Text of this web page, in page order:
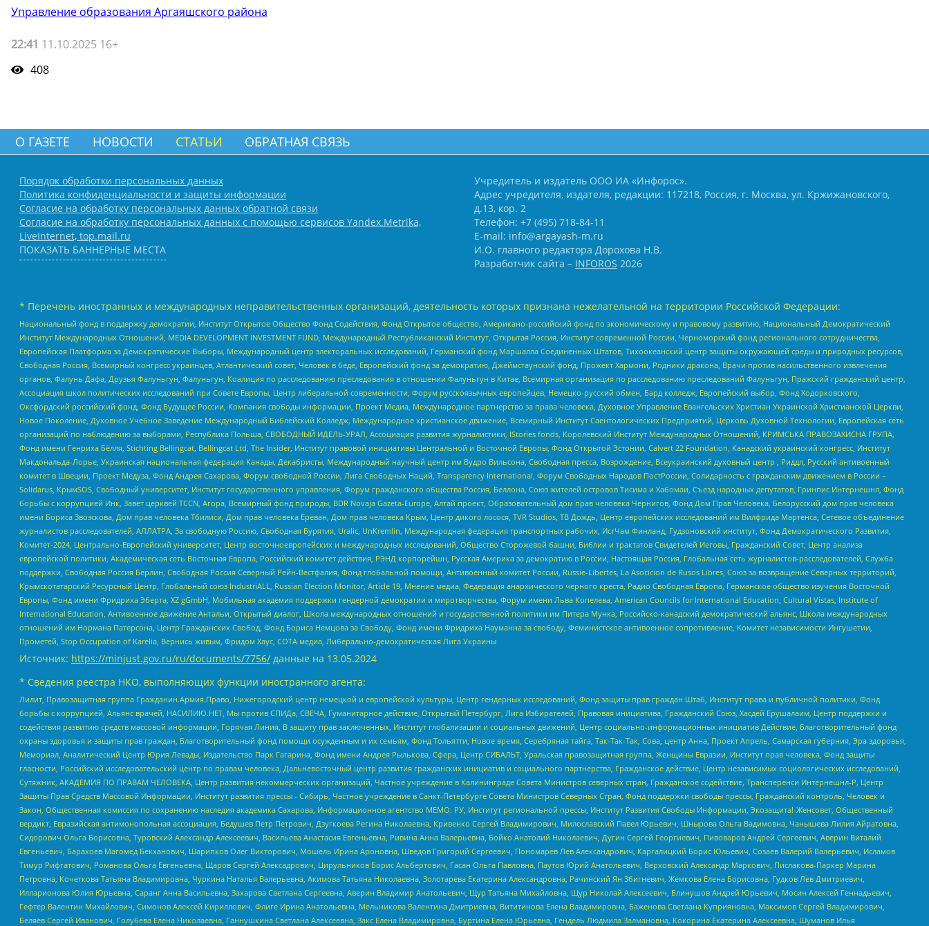
Управление образования Аргаяшского района
22:41 11.10.2025 16+
408
О ГАЗЕТЕ НОВОСТИ СТАТЬИ ОБРАТНАЯ СВЯЗЬ
Порядок обработки персональных данных
Политика конфиденциальности и защиты информации
Согласие на обработку персональных данных обратной связи
Согласие на обработку персональных данных с помощью сервисов Yandex.Metrika,
LiveInternet, top.mail.ru
ПОКАЗАТЬ БАННЕРНЫЕ МЕСТА
Учредитель и издатель ООО ИА «Инфорос».
Адрес учредителя, издателя, редакции: 117218, Россия, г. Москва, ул. Кржижановского,
д.13, кор. 2
Телефон: +7 (495) 718-84-11
E-mail: info@argayash-m.ru
И.О. главного редактора Дорохова Н.В.
Разработчик сайта – INFOROS 2026
* Перечень иностранных и международных неправительственных организаций, деятельность которых признана нежелательной на территории Российской Федерации:
Национальный фонд в поддержку демократии, Институт Открытое Общество Фонд Содействия, Фонд Открытое общество, Американо-российский фонд по экономическому и правовому развитию, Национальный Демократический
Институт Международных Отношений, MEDIA DEVELOPMENT INVESTMENT FUND, Международный Республиканский Институт, Открытая Россия, Институт современной России, Черноморский фонд регионального сотрудничества,
Европейская Платформа за Демократические Выборы, Международный центр электоральных исследований, Германский фонд Маршалла Соединенных Штатов, Тихоокеанский центр защиты окружающей среды и природных ресурсов,
Свободная Россия, Всемирный конгресс украинцев, Атлантический совет, Человек в беде, Европейский фонд за демократию, Джеймстаунский фонд, Прожект Хармони, Родники дракона, Врачи против насильственного извлечения
органов, Фалунь Дафа, Друзья Фалуньгун, Фалуньгун, Коалиция по расследованию преследования в отношении Фалуньгун в Китае, Всемирная организация по расследованию преследований Фалуньгун, Пражский гражданский центр,
Ассоциация школ политических исследований при Совете Европы, Центр либеральной современности, Форум русскоязычных европейцев, Немецко-русский обмен, Бард колледж, Европейский выбор, Фонд Ходорковского,
Оксфордский российский фонд, Фонд Будущее России, Компания свободы информации, Проект Медиа, Международное партнерство за права человека, Духовное Управление Евангельских Христиан Украинской Христианской Церкви,
Новое Поколение, Духовное Учебное Заведение Международный Библейский Колледж, Международное христианское движение, Всемирный Институт Саентологических Предприятий, Церковь Духовной Технологии, Европейская сеть
организаций по наблюдению за выборами, Республика Польша, СВОБОДНЫЙ ИДЕЛЬ-УРАЛ, Ассоциация развития журналистики, IStories fonds, Королевский Институт Международных Отношений, КРИМСЬКА ПРАВОЗАХИСНА ГРУПА,
Фонд имени Генриха Бёлля, Stichting Bellingcat, Bellingcat Ltd, The Insider, Институт правовой инициативы Центральной и Восточной Европы, Фонд Открытой Эстонии, Calvert 22 Foundation, Канадский украинский конгресс, Институт
Макдональда-Лорье, Украинская национальная федерация Канады, Декабристы, Международный научный центр им Вудро Вильсона, Свободная пресса, Возрождение, Всеукраинский духовный центр , Риддл, Русский антивоенный
комитет в Швеции, Проект Медуза, Фонд Андрея Сахарова, Форум свободной России, Лига Свободных Наций, Transparеncy International, Форум Свободных Народов ПостРоссии, Солидарность с гражданским движением в России –
Solidarus, КрымSOS, Свободный университет, Институт государственного управления, Форум гражданского общества Россия, Беллона, Союз жителей островов Тисима и Хабомаи, Съезд народных депутатов, Гринпис Интернешнл, Фонд
борьбы с коррупцией Инк, Завет церквей TCCN, Агора, Всемирный фонд природы, BDR Novaja Gazeta-Europe, Алтай проект, Образовательный дом прав человека Чернигов, Фонд Дом Прав Человека, Белорусский дом прав человека
имени Бориса Звозскова, Дом прав человека Тбилиси, Дом прав человека Ереван, Дом прав человека Крым, Центр дикого лосося, TVR Studios, ТВ Дождь, Центр европейских исследований им Вилфрида Мартенса, Сетевое объединение
журналистов расследователей, АЛЛАТРА, За свободную Россию, Свободная Бурятия, Uralic, UnKremlin, Международная федерация транспортных рабочих, ИстЧам Финланд, Гудзоновский институт, Фонд Демократического Развития,
Комитет-2024, Центрально-Европейский университет, Центр восточноевропейских и международных исследований, Общество Сторожевой башни, Библии и трактатов Свидетелей Иеговы, Гражданский Совет, Центр анализа
европейской политики, Академическая сеть Восточная Европа, Российский комитет действия, РЭНД корпорейшн, Русская Америка за демократию в России, Настоящая Россия, Глобальная сеть журналистов-расследователей, Служба
поддержки, Свободная Россия Берлин, Свободная Россия Северный Рейн-Вестфалия, Фонд глобальной помощи, Антивоенный комитет России, Russie-Libertes, La Asocicion de Rusos Libres, Союз за возвращение Северных территорий,
Крымскотатарский Ресурсный Центр, Глобальный союз IndustriALL, Russian Election Monitor, Article 19, Мнение медиа, Федерация анархического черного креста, Радио Свободная Европа, Германское общество изучения Восточной
Европы, Фонд имени Фридриха Эберта, XZ gGmbH, Мобильная академия поддержки гендерной демократии и миротворчества, Форум имени Льва Копелева, American Councils for International Education, Cultural Vistas, Institute of
International Education, Антивоенное движение Антальи, Открытый диалог, Школа международных отношений и государственной политики им Питера Мунка, Российско-канадский демократический альянс, Школа международных
отношений им Нормана Патерсона, Центр Гражданских Свобод, Фонд Бориса Немцова за Свободу, Фонд имени Фридриха Науманна за свободу, Феминистское антивоенное сопротивление, Комитет независимости Ингушетии,
Прометей, Stop Occupation of Karelia, Вернись живым, Фридом Хаус, СОТА медиа, Либерально-демократическая Лига Украины
Источник: https://minjust.gov.ru/ru/documents/7756/ данные на 13.05.2024
* Сведения реестра НКО, выполняющих функции иностранного агента:
Лилит, Правозащитная группа Гражданин.Армия.Право, Нижегородский центр немецкой и европейской культуры, Центр гендерных исследований, Фонд защиты прав граждан Штаб, Институт права и публичной политики, Фонд
борьбы с коррупцией, Альянс врачей, НАСИЛИЮ.НЕТ, Мы против СПИДа, СВЕЧА, Гуманитарное действие, Открытый Петербург, Лига Избирателей, Правовая инициатива, Гражданский Союз, Хасдей Ерушалаим, Центр поддержки и
содействия развитию средств массовой информации, Горячая Линия, В защиту прав заключенных, Институт глобализации и социальных движений, Центр социально-информационных инициатив Действие, Благотворительный фонд
охраны здоровья и защиты прав граждан, Благотворительный фонд помощи осужденным и их семьям, Фонд Тольятти, Новое время, Серебряная тайга, Так-Так-Так, Сова, центр Анна, Проект Апрель, Самарская губерния, Эра здоровья,
Мемориал, Аналитический Центр Юрия Левады, Издательство Парк Гагарина, Фонд имени Андрея Рылькова, Сфера, Центр СИБАЛЬТ, Уральская правозащитная группа, Женщины Евразии, Институт прав человека, Фонд защиты
гласности, Российский исследовательский центр по правам человека, Дальневосточный центр развития гражданских инициатив и социального партнерства, Гражданское действие, Центр независимых социологических исследований,
Сутяжник, АКАДЕМИЯ ПО ПРАВАМ ЧЕЛОВЕКА, Центр развития некоммерческих организаций, Частное учреждение в Калининграде Совета Министров северных стран, Гражданское содействие, Трансперенси Интернешнл-Р, Центр
Защиты Прав Средств Массовой Информации, Институт развития прессы - Сибирь, Частное учреждение в Санкт-Петербурге Совета Министров Северных Стран, Фонд поддержки свободы прессы, Гражданский контроль, Человек и
Закон, Общественная комиссия по сохранению наследия академика Сахарова, Информационное агентство МЕМО. РУ, Институт региональной прессы, Институт Развития Свободы Информации, Экозащита!-Женсовет, Общественный
вердикт, Евразийская антимонопольная ассоциация, Бедушев Петр Петрович, Дзугкоева Регина Николаевна, Кривенко Сергей Владимирович, Милославский Павел Юрьевич, Шнырова Ольга Вадимовна, Чанышева Лилия Айратовна,
Сидорович Ольга Борисовна, Туровский Александр Алексеевич, Васильева Анастасия Евгеньевна, Ривина Анна Валерьевна, Бойко Анатолий Николаевич, Дугин Сергей Георгиевич, Пивоваров Андрей Сергеевич, Аверин Виталий
Евгеньевич, Барахоев Магомед Бекханович, Шарипков Олег Викторович, Мошель Ирина Ароновна, Шведов Григорий Сергеевич, Пономарев Лев Александрович, Каргалицкий Борис Юльевич, Созаев Валерий Валерьевич, Исламов
Тимур Рифгатович, Романова Ольга Евгеньевна, Щаров Сергей Алексадрович, Цирульников Борис Альбертович, Гасан Ольга Павловна, Паутов Юрий Анатольевич, Верховский Александр Маркович, Пислакова-Паркер Марина
Петровна, Кочеткова Татьяна Владимировна, Чуркина Наталья Валерьевна, Акимова Татьяна Николаевна, Золотарева Екатерина Александровна, Рачинский Ян Збигневич, Жемкова Елена Борисовна, Гудков Лев Дмитриевич,
Илларионова Юлия Юрьевна, Саранг Анна Васильевна, Захарова Светлана Сергеевна, Аверин Владимир Анатольевич, Щур Татьяна Михайловна, Щур Николай Алексеевич, Блинушов Андрей Юрьевич, Мосин Алексей Геннадьевич,
Гефтер Валентин Михайлович, Симонов Алексей Кириллович, Флиге Ирина Анатольевна, Мельникова Валентина Дмитриевна, Вититинова Елена Владимировна, Баженова Светлана Куприяновна, Максимов Сергей Владимирович,
Беляев Сергей Иванович, Голубева Елена Николаевна, Ганнушкина Светлана Алексеевна, Закс Елена Владимировна, Буртина Елена Юрьевна, Гендель Людмила Залмановна, Кокорина Екатерина Алексеевна, Шуманов Илья